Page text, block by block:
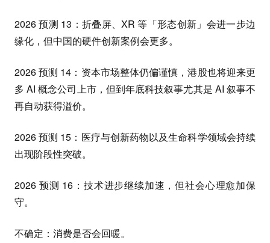
2026 预测 13：折叠屏、XR 等「形态创新」会进一步边
缘化，但中国的硬件创新案例会更多。
2026 预测 14：资本市场整体仍偏谨慎，港股也将迎来更
多 AI 概念公司上市，但到年底科技叙事尤其是 AI 叙事不
再自动获得溢价。
2026 预测 15：医疗与创新药物以及生命科学领域会持续
出现阶段性突破。
2026 预测 16：技术进步继续加速，但社会心理愈加保
守。
不确定：消费是否会回暖。